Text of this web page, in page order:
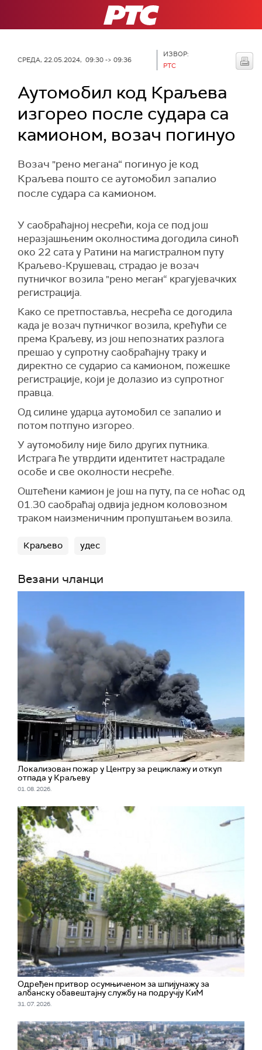
РТС
СРЕДА, 22.05.2024, 09:30 -> 09:36
ИЗВОР:
РТС
Аутомобил код Краљева
изгорео после судара са
камионом, возач погинуо
Возач "рено мегана“ погинуо је код
Краљева пошто се аутомобил запалио
после судара са камионом.
У саобраћајној несрећи, која се под још
неразјашњеним околностима догодила синоћ
око 22 сата у Ратини на магистралном путу
Краљево-Крушевац, страдао је возач
путничког возила "рено меган“ крагујевачких
регистрација.
Како се претпоставља, несрећа се догодила
када је возач путничког возила, крећући се
према Краљеву, из још непознатих разлога
прешао у супротну саобраћајну траку и
директно се сударио са камионом, пожешке
регистрације, који је долазио из супротног
правца.
Од силине ударца аутомобил се запалио и
потом потпуно изгорео.
У аутомобилу није било других путника.
Истрага ће утврдити идентитет настрадале
особе и све околности несреће.
Оштећени камион је још на путу, па се ноћас од
01.30 саобраћај одвија једном коловозном
траком наизменичним пропуштањем возила.
Краљево удес
Везани чланци
Локализован пожар у Центру за рециклажу и откуп
отпада у Краљеву
01. 08. 2026.
Одређен притвор осумњиченом за шпијунажу за
албанску обавештајну службу на подручју КиМ
31. 07. 2026.